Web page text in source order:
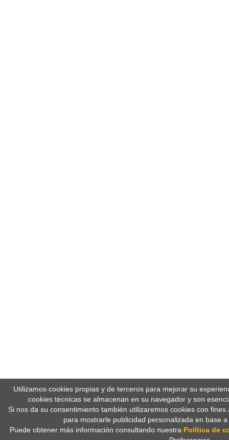
Utilizamos cookies propias y de terceros para mejorar su
cookies técnicas se almacenan en su navegador y son
Si nos da su consentimiento también utilizaremos cookies con
para mostrarle publicidad personalizada en base
Puede obtener más información consultando nuestra Política de